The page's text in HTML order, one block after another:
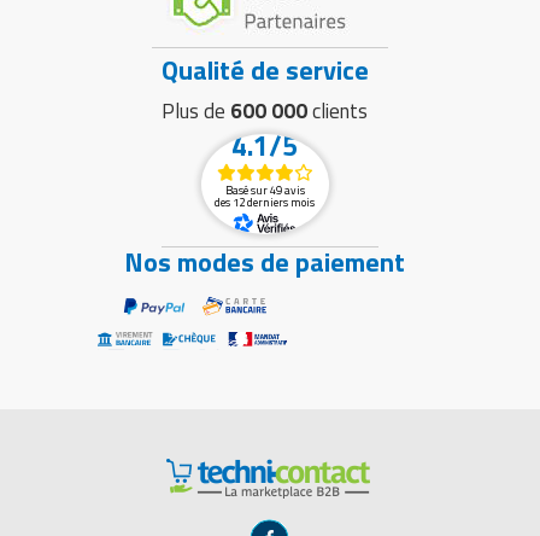
Qualité de service
Plus de 600 000clients
4.1/5
Basé sur 49 avis
des 12 derniers mois
Nos modes de paiement